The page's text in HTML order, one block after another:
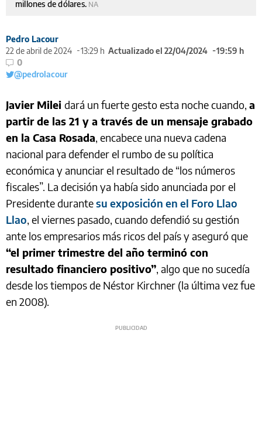
millones de dólares. NA
Pedro Lacour
22 de abril de 2024
13:29 h Actualizado el 22/04/2024
19:59 h
0
@pedrolacour
Javier Milei dará un fuerte gesto esta noche cuando, a
partir de las 21 y a través de un mensaje grabado
en la Casa Rosada, encabece una nueva cadena
nacional para defender el rumbo de su política
económica y anunciar el resultado de “los números
fiscales”. La decisión ya había sido anunciada por el
Presidente durantesu exposición en el Foro Llao
Llao, el viernes pasado, cuando defendió su gestión
ante los empresarios más ricos del país y aseguró que
“el primer trimestre del año terminó con
resultado financiero positivo”, algo que no sucedía
desde los tiempos de Néstor Kirchner (la última vez fue
en 2008).